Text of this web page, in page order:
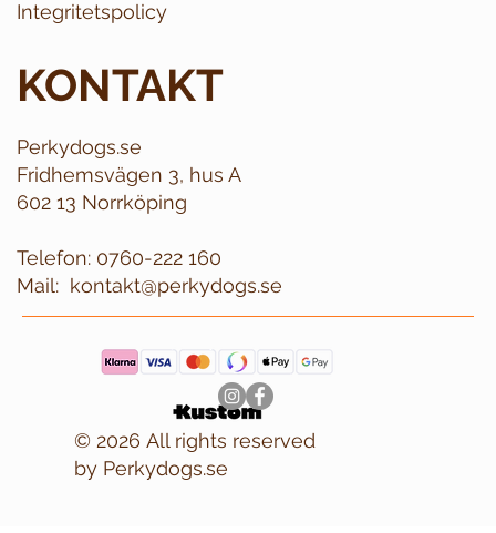
Integritetspolicy
KONTAKT
Perkydogs.se
Fridhemsvägen 3, hus A
602 13 Norrköping
Telefon: 0760-222 160
kontakt@perkydogs.se
Mail:
© 2026 All rights reserved
by Perkydogs.se